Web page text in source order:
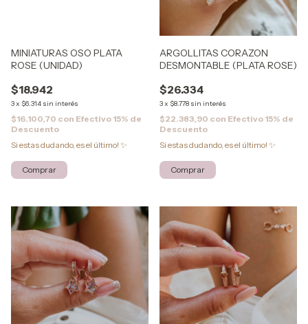
MINIATURAS OSO PLATA
ROSE (UNIDAD)
$18.942
3x $6.314 sin interés
$16.100,70 con Efectivo 15% de
Descuento
Si estas dudando, es el último! ✨
Comprar
ARGOLLITAS CORAZON
DESMONTABLE (PLATA ROSE)
$26.334
3x $8.778 sin interés
$22.383,90 con Efectivo 15% de
Descuento
Si estas dudando, es el último! ✨